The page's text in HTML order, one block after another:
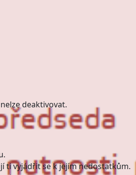
deaktivovat.
ti vyjádřit se k jejím nedostatkům.